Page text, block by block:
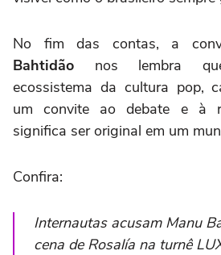
No fim das contas, a
Bahtidão nos lembra
ecossistema da cultura pop,
um convite ao debate e à
significa ser original em um
Confira:
Internautas acusam Manu
cena de Rosalía na turnê